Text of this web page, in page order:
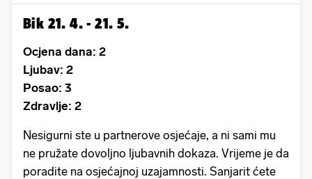
Bik 21. 4. - 21. 5.
Ocjena dana: 2
Ljubav: 2
Posao: 3
Zdravlje: 2
Nesigurni ste u partnerove osjećaje, a ni sami mu
ne pružate dovoljno ljubavnih dokaza. Vrijeme je da
poradite na osjećajnoj uzajamnosti. Sanjarit ćete